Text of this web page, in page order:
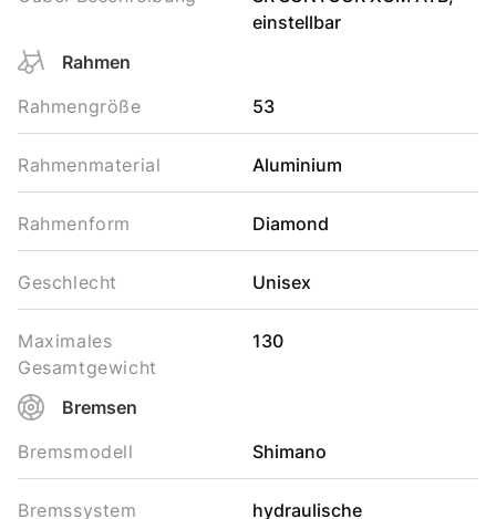
einstellbar
Rahmen
Rahmengröße
53
Rahmenmaterial Aluminium
Rahmenform Diamond
Geschlecht Unisex
Maximales
Gesamtgewicht
130
Bremsen
Bremsmodell
Shimano
Bremssystem
hydraulische